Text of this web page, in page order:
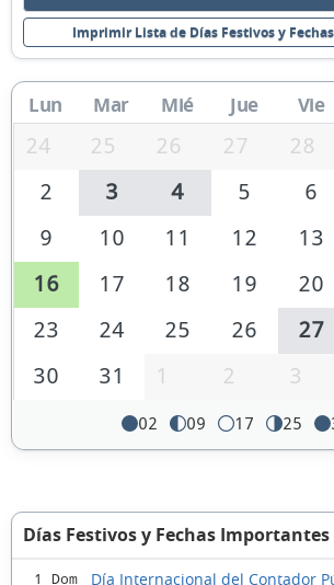
Imprimir Lista de Días Festivos y
Lun Mar Mié Jue Vie
24 25 26 27 28
2
3 4 5 6
9
10 11 12 13
16
17 18 19 20
23
24 25 26 27
30
31 1 2 3
02 09 17 25
Días Festivos y Fechas Importantes
1 Dom Día Internacional del Contador